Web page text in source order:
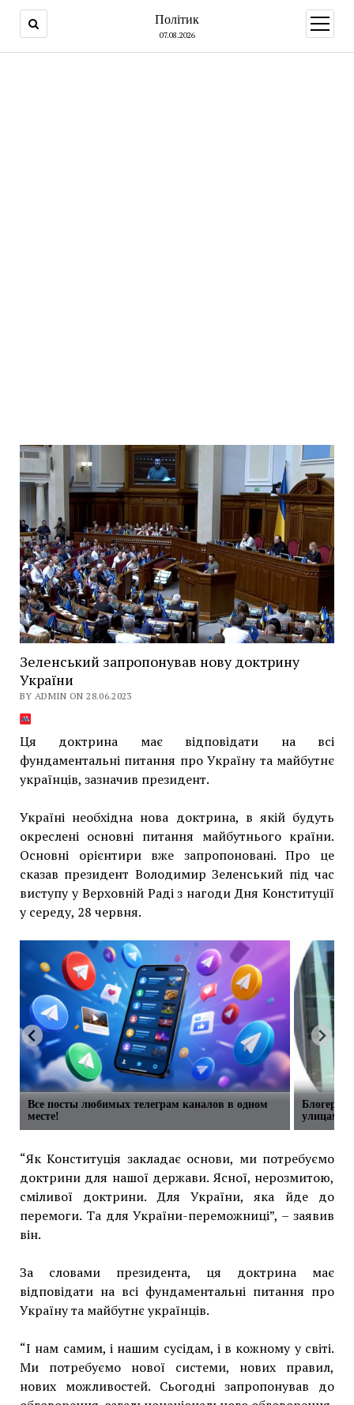
Політик
07.08.2026
open
menu
Зеленський запропонував нову доктрину
України
BY ADMIN ON 28.06.2023
Ця доктрина має відповідати на всі
фундаментальні питання про Україну та майбутнє
українців, зазначив президент.
Україні необхідна нова доктрина, в якій будуть
окреслені основні питання майбутнього країни.
Основні орієнтири вже запропоновані. Про це
сказав президент Володимир Зеленський під час
виступу у Верховній Раді з нагоди Дня Конституції
у середу, 28 червня.
Все посты любимых телеграм каналов в одном
месте!
Блогерша
улицам
“Як Конституція закладає основи, ми потребуємо
доктрини для нашої держави. Ясної, нерозмитою,
сміливої доктрини. Для України, яка йде до
перемоги. Та для України-переможниці”, – заявив
він.
За словами президента, ця доктрина має
відповідати на всі фундаментальні питання про
Україну та майбутнє українців.
“І нам самим, і нашим сусідам, і в кожному у світі.
Ми потребуємо нової системи, нових правил,
нових можливостей. Сьогодні запропонував до